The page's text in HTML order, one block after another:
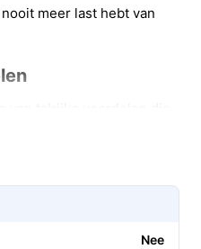
meer last hebt van
aanzienlijk
Altijd stroom, wat
bent zonder
Nee